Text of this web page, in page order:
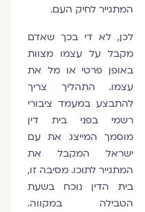
המתגייר לחיק העם.
לכן, לא די בכך שאדם
מקבל על עצמו מצוות
באופן פרטי או מל את
עצמו. התהליך צריך
להתבצע במעמד ציבורי
רשמי בפני בית דין
מוסמך המייצג את עם
ישראל המקבל את
המתגייר לתוכו. מסיבה זו,
בית הדין נוכח בשעת
הטבילה במקווה.